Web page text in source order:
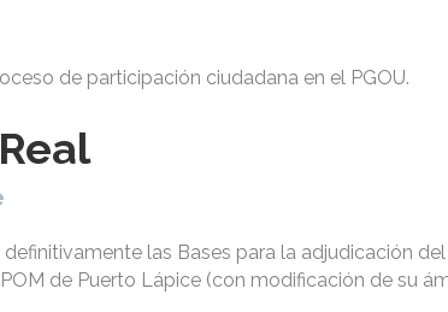
de participación ciudadana en el PGOU.
definitivamente las Bases para la adjudicación
de Puerto Lápice (con modificación de su